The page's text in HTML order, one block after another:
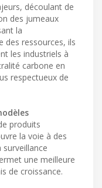
découlant de
des jumeaux
la
des ressources, ils
les industriels à
carbone en
respectueux de
produits
la voie à des
surveillance
une meilleure
de croissance.